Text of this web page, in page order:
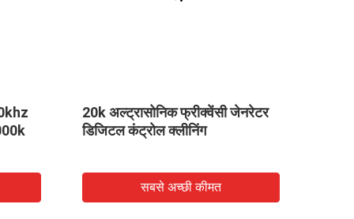
20k अल्ट्रासोनिक फ्रीक्वेंसी जेनरेटर
डिजिटल कंट्रोल क्लीनिंग
सबसे अच्छी कीमत